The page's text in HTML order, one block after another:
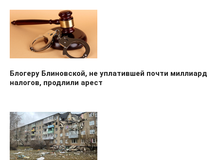
Блогеру Блиновской, не уплатившей почти миллиард
налогов, продлили арест